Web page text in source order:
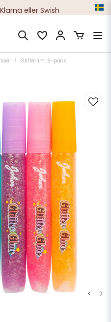
eller Swish
kunder
Glitterlim, 6-pack